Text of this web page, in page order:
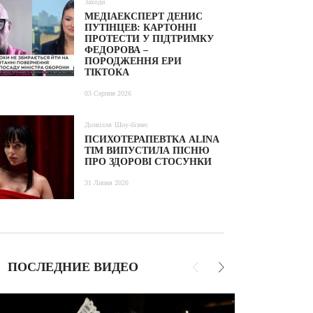
Заходи
МЕДІАЕКСПЕРТ ДЕНИС
ПУТІНЦЕВ: КАРТОННІ
ПРОТЕСТИ У ПІДТРИМКУ
ФЕДОРОВА –
ПОРОДЖЕННЯ ЕРИ
ТІКТОКА
03 Серпня 2026
Дозвілля Шоу-бізнес
ПСИХОТЕРАПЕВТКА ALINA
TIM ВИПУСТИЛА ПІСНЮ
ПРО ЗДОРОВІ СТОСУНКИ
31 Липня 2026
ПОСЛЕДНИЕ ВИДЕО